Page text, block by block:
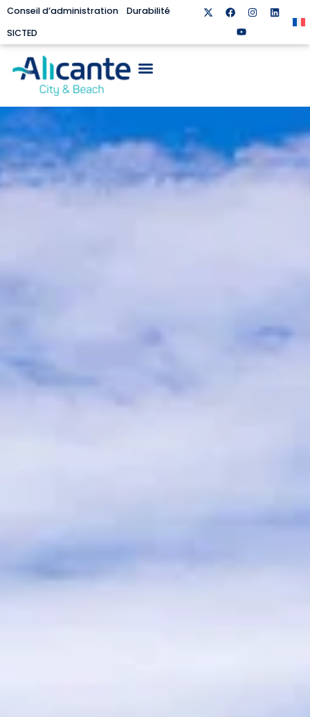
Conseil d’administration
Durabilité
SICTED